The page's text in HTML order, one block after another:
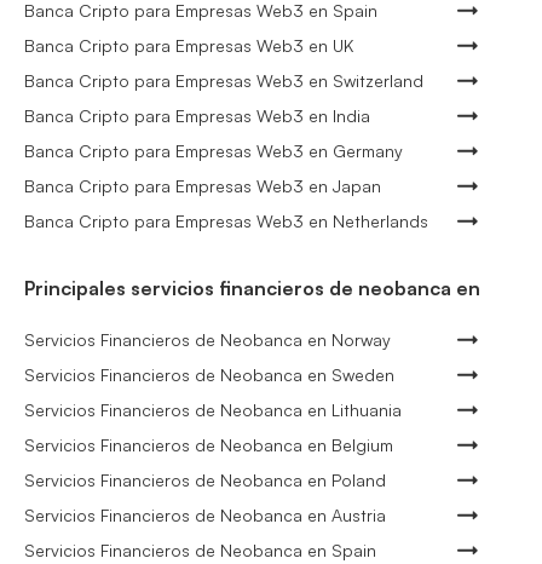
Banca Cripto para Empresas Web3 en Spain
Banca Cripto para Empresas Web3 en UK
Banca Cripto para Empresas Web3 en Switzerland
Banca Cripto para Empresas Web3 en India
Banca Cripto para Empresas Web3 en Germany
Banca Cripto para Empresas Web3 en Japan
Banca Cripto para Empresas Web3 en Netherlands
Principales servicios financieros de neobanca en
Servicios Financieros de Neobanca en Norway
Servicios Financieros de Neobanca en Sweden
Servicios Financieros de Neobanca en Lithuania
Servicios Financieros de Neobanca en Belgium
Servicios Financieros de Neobanca en Poland
Servicios Financieros de Neobanca en Austria
Servicios Financieros de Neobanca en Spain